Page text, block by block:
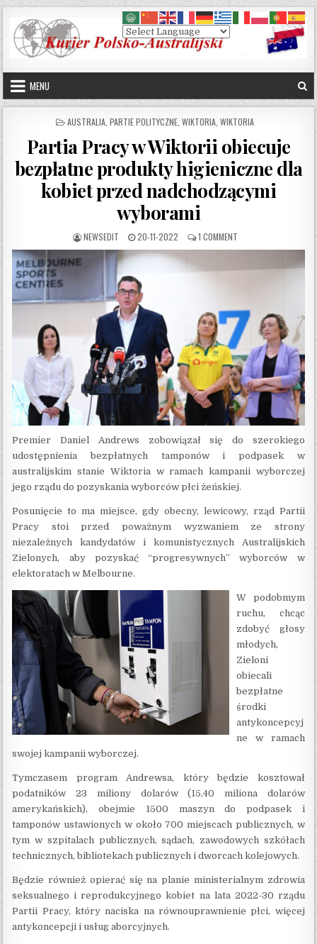
Skip to content
MENU
POSTED IN
AUSTRALIA PARTIE POLITYCZNE WIKTORIA WIKTORIA
Partia Pracy w Wiktorii obiecuje
bezpłatne produkty higieniczne dla
kobiet przed nadchodzącymi
wyborami
AUTHOR:
NEWSEDIT PUBLISHED DATE:
20-11-2022 1 COMMENTON PARTIA PRACY W
Premier Daniel Andrews zobowiązał się do szerokiego
udostępnienia bezpłatnych tamponów i podpasek w
australijskim stanie Wiktoria w ramach kampanii wyborczej
jego rządu do pozyskania wyborców płci żeńskiej.
Posunięcie to ma miejsce, gdy obecny, lewicowy, rząd Partii
Pracy stoi przed poważnym wyzwaniem ze strony
niezależnych kandydatów i komunistycznych Australijskich
Zielonych, aby pozyskać “progresywnych” wyborców w
elektoratach w Melbourne.
W podobmym
ruchu, chcąc
zdobyć głosy
młodych,
Zieloni
obiecali
bezpłatne
środki
antykoncepcyj
ne w ramach
swojej kampanii wyborczej.
Tymczasem program Andrewsa, który będzie kosztował
podatników 23 miliony dolarów (15,40 miliona dolarów
amerykańskich), obejmie 1500 maszyn do podpasek i
tamponów ustawionych w około 700 miejscach publicznych, w
tym w szpitalach publicznych, sądach, zawodowych szkółach
technicznych, bibliotekach publicznych i dworcach kolejowych.
Będzie również opierać się na planie ministerialnym zdrowia
seksualnego i reprodukcyjnego kobiet na lata 2022-30 rządu
Partii Pracy, który naciska na równouprawnienie płci, więcej
antykoncepcji i usług aborcyjnych.